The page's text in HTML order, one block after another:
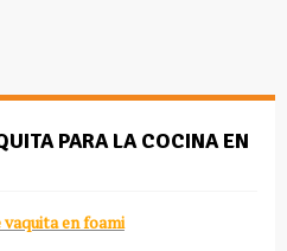
PARA LA COCINA EN
en foami